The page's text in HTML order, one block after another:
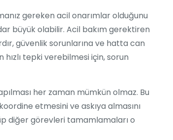
gereken acil onarımlar olduğunu
büyük olabilir. Acil bakım gerektiren
güvenlik sorunlarına ve hatta can
tepki verebilmesi için, sorun
her zaman mümkün olmaz. Bu
etmesini ve askıya almasını
diğer görevleri tamamlamaları o